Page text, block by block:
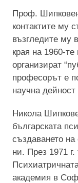
Проф.
контактите му
възгледите му
края на 1960-
организират
професорът е
научна
Никола
българската
създаването
ни. През 1971 г.
академия в